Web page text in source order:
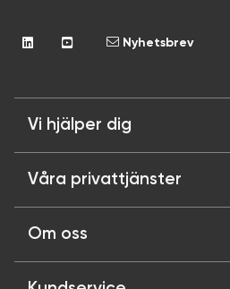
Nyhetsbrev
Vi hjälper dig
Våra privattjänster
Om oss